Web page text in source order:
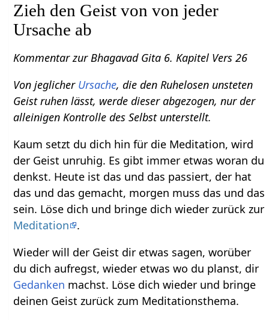
Zieh den Geist von von jeder
Ursache ab
Kommentar zur Bhagavad Gita 6. Kapitel Vers 26
Von jeglicher Ursache, die den Ruhelosen unsteten
Geist ruhen lässt, werde dieser abgezogen, nur der
alleinigen Kontrolle des Selbst unterstellt.
Kaum setzt du dich hin für die Meditation, wird
der Geist unruhig. Es gibt immer etwas woran du
denkst. Heute ist das und das passiert, der hat
das und das gemacht, morgen muss das und das
sein. Löse dich und bringe dich wieder zurück zur
Meditation
.
Wieder will der Geist dir etwas sagen, worüber
du dich aufregst, wieder etwas wo du planst, dir
Gedanken machst. Löse dich wieder und bringe
deinen Geist zurück zum Meditationsthema.